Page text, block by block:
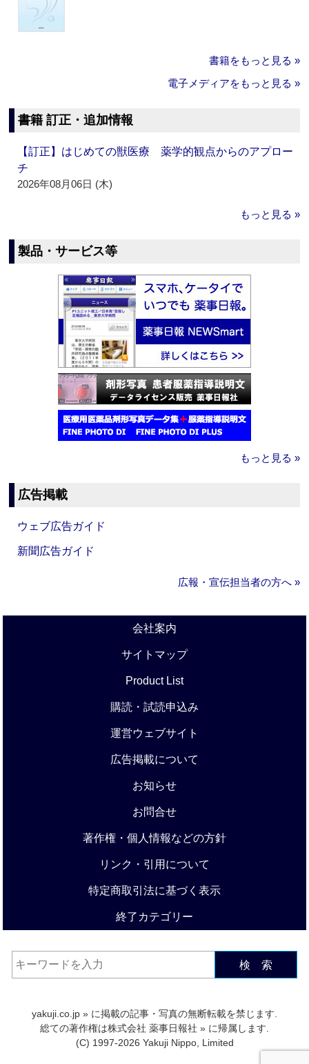
書籍をもっと見る »
電子メディアをもっと見る »
書籍 訂正・追加情報
【訂正】はじめての獣医療 薬学的観点からのアプロー
チ
2026年08月06日 (木)
もっと見る »
製品・サービス等
もっと見る »
広告掲載
ウェブ広告ガイド
新聞広告ガイド
広報・宣伝担当者の方へ »
会社案内
サイトマップ
Product List
購読・試読申込み
運営ウェブサイト
広告掲載について
お知らせ
お問合せ
著作権・個人情報などの方針
リンク・引用について
特定商取引法に基づく表示
終了カテゴリー
検 索
yakuji.co.jp » に掲載の記事・写真の無断転載を禁じます.
総ての著作権は株式会社 薬事日報社 » に帰属します.
(C) 1997-2026 Yakuji Nippo, Limited